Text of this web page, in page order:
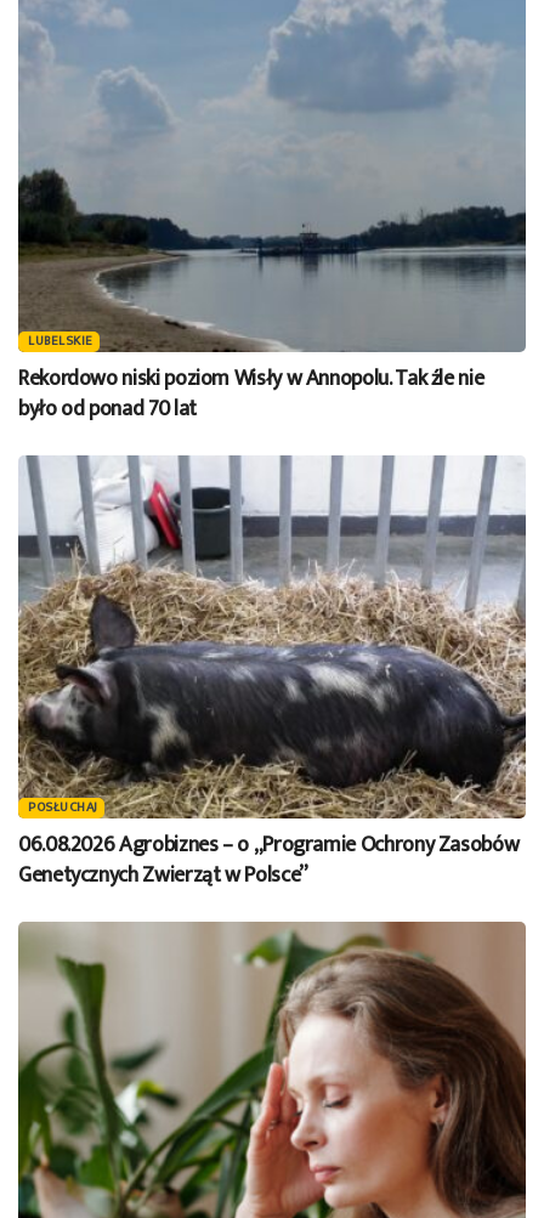
LUBELSKIE
Rekordowo niski poziom Wisły w Annopolu. Tak źle nie
było od ponad 70 lat
POSŁUCHAJ
06.08.2026 Agrobiznes – o „Programie Ochrony Zasobów
Genetycznych Zwierząt w Polsce”